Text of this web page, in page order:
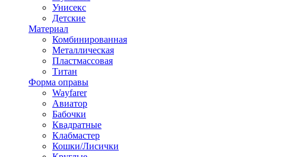
Унисекс
Детские
Материал
Комбинированная
Металлическая
Пластмассовая
Титан
Форма оправы
Wayfarer
Авиатор
Бабочки
Квадратные
Клабмастер
Кошки/Лисички